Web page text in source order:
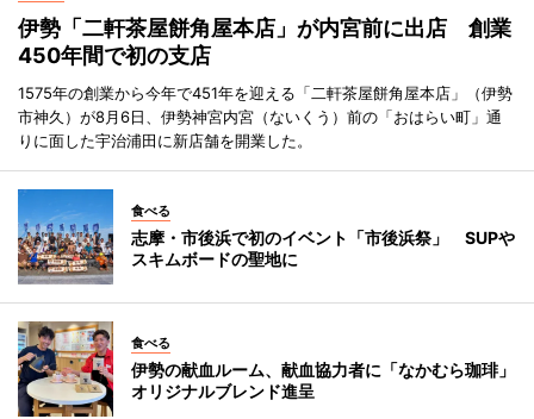
伊勢「二軒茶屋餅角屋本店」が内宮前に出店 創業
450年間で初の支店
1575年の創業から今年で451年を迎える「二軒茶屋餅角屋本店」（伊勢
市神久）が8月6日、伊勢神宮内宮（ないくう）前の「おはらい町」通
りに面した宇治浦田に新店舗を開業した。
食べる
志摩・市後浜で初のイベント「市後浜祭」 SUPや
スキムボードの聖地に
食べる
伊勢の献血ルーム、献血協力者に「なかむら珈琲」
オリジナルブレンド進呈